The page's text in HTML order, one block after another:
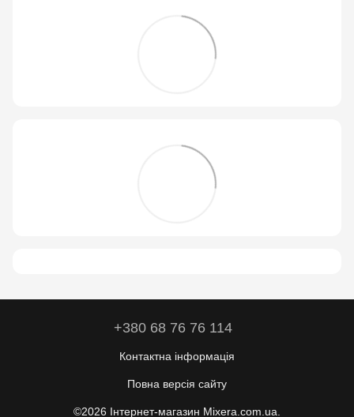
+380 68 76 76 114
Контактна інформація
Повна версія сайту
©2026 Інтернет-магазин Mixera.com.ua.